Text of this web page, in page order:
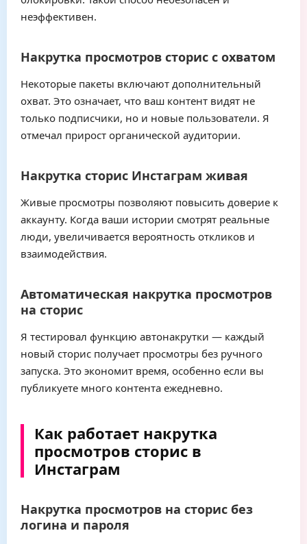
неэффективен.
Накрутка просмотров сторис с охватом
Некоторые пакеты включают дополнительный
охват. Это означает, что ваш контент видят не
только подписчики, но и новые пользователи. Я
отмечал прирост органической аудитории.
Накрутка сторис Инстаграм живая
Живые просмотры позволяют повысить доверие к
аккаунту. Когда ваши истории смотрят реальные
люди, увеличивается вероятность откликов и
взаимодействия.
Автоматическая накрутка просмотров
на сторис
Я тестировал функцию автонакрутки — каждый
новый сторис получает просмотры без ручного
запуска. Это экономит время, особенно если вы
публикуете много контента ежедневно.
Как работает накрутка
просмотров сторис в
Инстаграм
Накрутка просмотров на сторис без
логина и пароля